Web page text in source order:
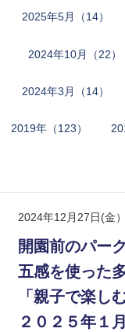
2​0​2​5​年​5月​（14）
2​0​2​4​年​10月​（22）
2​0​2​4年​3月​（14）
2​0​1​9​年​（123）
2024年12月27日(金）
開園前のパー
五感を使った
「親子で楽し
２０２５年１